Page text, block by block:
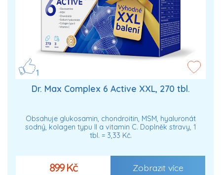
1
Dr. Max Complex 6 Active XXL, 270 tbl.
Obsahuje glukosamin, chondroitin, MSM, hyaluronát
sodný, kolagen typu II a vitamin C. Doplněk stravy, 1
tbl. = 3,33 Kč.
899 Kč Zobrazit více